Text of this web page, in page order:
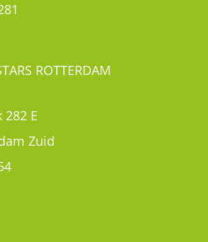
ROTTERDAM
E
Zuid